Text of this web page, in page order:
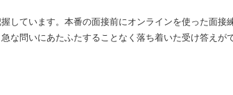
しています。本番の面接前にオンラインを使った面接
な問いにあたふたすることなく落ち着いた受け答えがで